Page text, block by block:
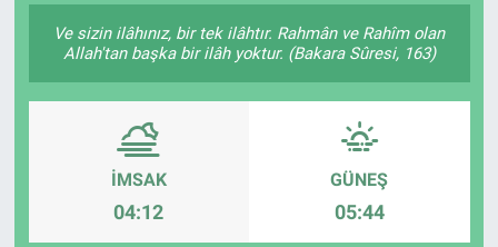
Ve sizin ilâhınız, bir tek ilâhtır. Rahmân ve Rahîm olan
Allah'tan başka bir ilâh yoktur. (Bakara Sûresi, 163)
İMSAK
04:12
GÜNEŞ
05:44